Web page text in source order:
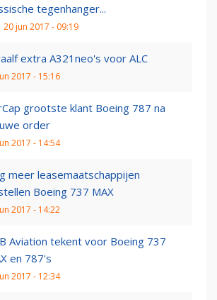
tegenhanger...
20 jun 2017 - 09:19
extra A321neo's voor ALC
2017 - 15:16
grootste klant Boeing 787 na
order
2017 - 14:54
meer leasemaatschappijen
Boeing 737 MAX
2017 - 14:22
Aviation tekent voor Boeing 737
en 787's
2017 - 12:34